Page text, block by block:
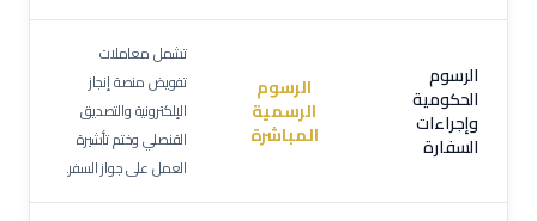
الرسوم
الحكومية
وإجراءات
السفارة
الرسوم
الرسمية
المباشرة
تشمل معاملات
تفويض منصة إنجاز
الإلكترونية والتصديق
القنصلي وختم تأشيرة
العمل على جواز السفر.